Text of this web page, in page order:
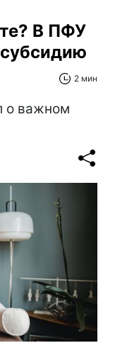
В ПФУ
2 мин
о важном